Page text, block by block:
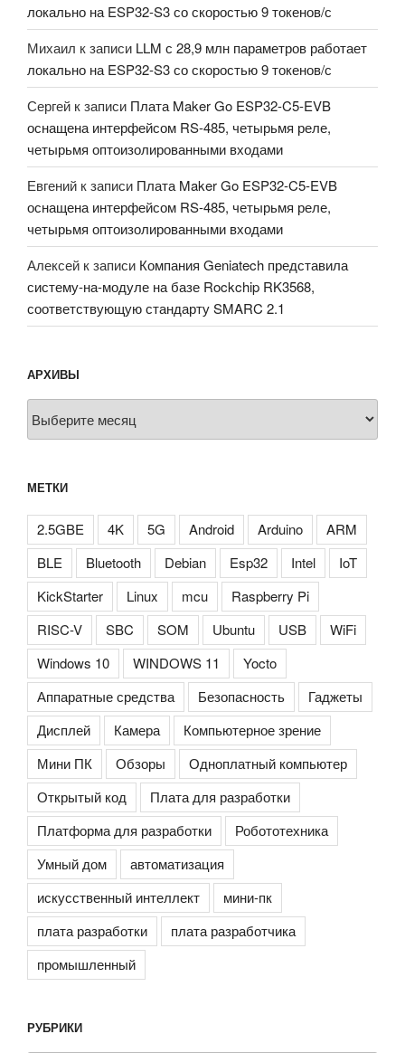
локально на ESP32-S3 со скоростью 9 токенов/с
Михаил к записи LLM с 28,9 млн параметров работает
локально на ESP32-S3 со скоростью 9 токенов/с
Сергей к записи Плата Maker Go ESP32-C5-EVB
оснащена интерфейсом RS-485, четырьмя реле,
четырьмя оптоизолированными входами
Евгений к записи Плата Maker Go ESP32-C5-EVB
оснащена интерфейсом RS-485, четырьмя реле,
четырьмя оптоизолированными входами
Алексей к записи Компания Geniatech представила
систему-на-модуле на базе Rockchip RK3568,
соответствующую стандарту SMARC 2.1
АРХИВЫ
МЕТКИ
2.5GBE 4K 5G Android Arduino
ARM
BLE
Bluetooth Debian Esp32 Intel
IoT
KickStarter
Linux mcu
Raspberry Pi
RISC-V
SBC SOM Ubuntu USB
WiFi
Windows 10
WINDOWS 11
Yocto
Аппаратные средства
Безопасность
Гаджеты
Дисплей
Камера
Компьютерное зрение
Мини ПК
Обзоры
Одноплатный компьютер
Открытый код
Плата для разработки
Платформа для разработки
Робототехника
Умный дом
автоматизация
искусственный интеллект
мини-пк
плата разработки
плата разработчика
промышленный
РУБРИКИ